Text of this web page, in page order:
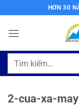
qua
nội
HƠN 30
Tìm
2-cua-xa-